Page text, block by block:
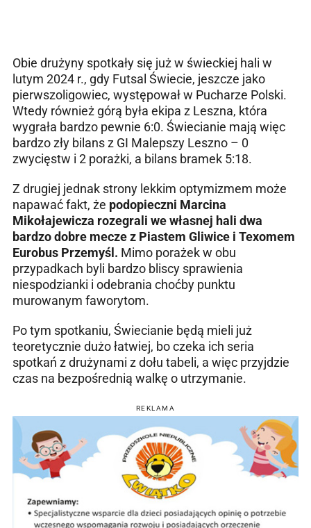
Obie drużyny spotkały się już w świeckiej hali w
lutym 2024 r., gdy Futsal Świecie, jeszcze jako
pierwszoligowiec, występował w Pucharze Polski.
Wtedy również górą była ekipa z Leszna, która
wygrała bardzo pewnie 6:0. Świecianie mają więc
bardzo zły bilans z GI Malepszy Leszno – 0
zwycięstw i 2 porażki, a bilans bramek 5:18.
Z drugiej jednak strony lekkim optymizmem może
napawać fakt, że podopieczni Marcina
Mikołajewicza rozegrali we własnej hali dwa
bardzo dobre mecze z Piastem Gliwice i Texomem
Eurobus Przemyśl. Mimo porażek w obu
przypadkach byli bardzo bliscy sprawienia
niespodzianki i odebrania choćby punktu
murowanym faworytom.
Po tym spotkaniu, Świecianie będą mieli już
teoretycznie dużo łatwiej, bo czeka ich seria
spotkań z drużynami z dołu tabeli, a więc przyjdzie
czas na bezpośrednią walkę o utrzymanie.
REKLAMA